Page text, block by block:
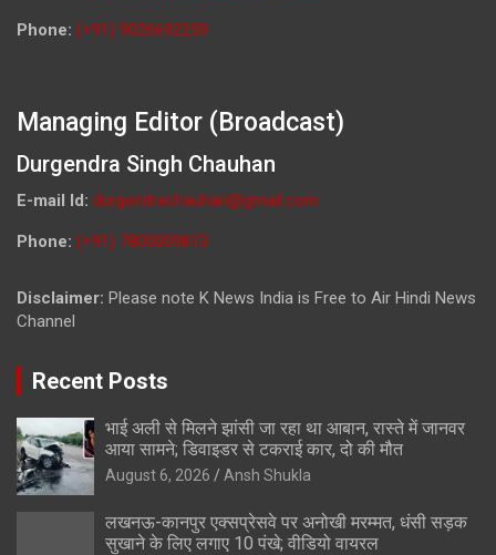
Phone: (+91) 9026692259
Managing Editor (Broadcast)
Durgendra Singh Chauhan
E-mail Id: durgendrachauhan@gmail.com
Phone: (+91) 7800009813
Disclaimer: Please note K News India is Free to Air Hindi News
Channel
Recent Posts
भाई अली से मिलने झांसी जा रहा था आबान, रास्ते में जानवर
आया सामने; डिवाइडर से टकराई कार, दो की मौत
August 6, 2026 Ansh Shukla
लखनऊ-कानपुर एक्सप्रेसवे पर अनोखी मरम्मत, धंसी सड़क
सुखाने के लिए लगाए 10 पंखे; वीडियो वायरल